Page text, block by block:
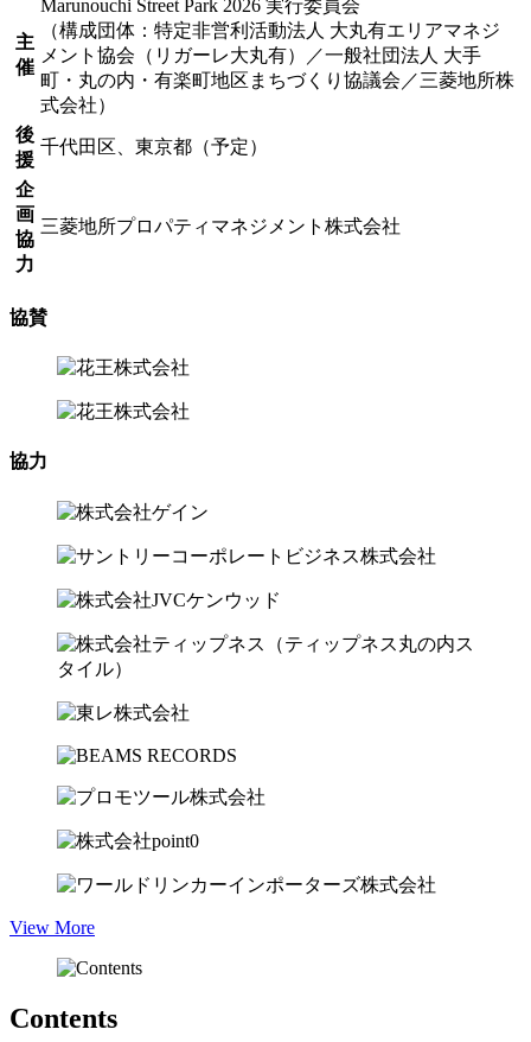
主
催
Marunouchi Street Park 2026 実行委員会
（構成団体：特定非営利活動法人 大丸有エリアマネジ
メント協会（リガーレ大丸有）／一般社団法人 大手
町・丸の内・有楽町地区まちづくり協議会／三菱地所株
式会社）
後
援
千代田区、東京都（予定）
企
画
協
力
三菱地所プロパティマネジメント株式会社
協賛
協力
View More
Contents